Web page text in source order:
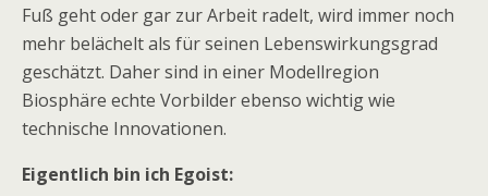
Fuß geht oder gar zur Arbeit radelt, wird immer noch
mehr belächelt als für seinen Lebenswirkungsgrad
geschätzt. Daher sind in einer Modellregion
Biosphäre echte Vorbilder ebenso wichtig wie
technische Innovationen.
Eigentlich bin ich Egoist: